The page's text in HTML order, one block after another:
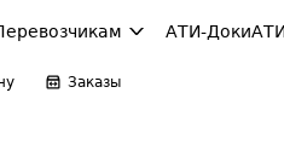
АТИ-Доки
Заказы